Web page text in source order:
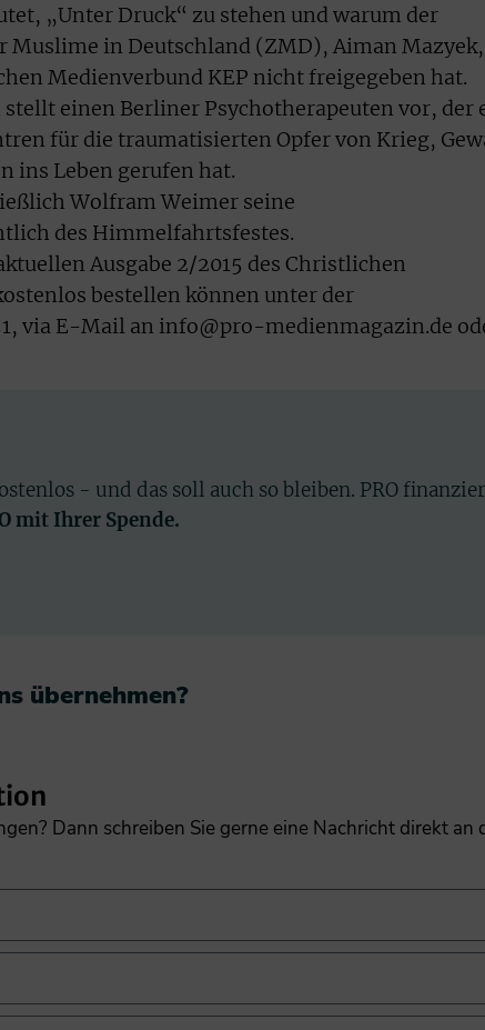
„Unter Druck“ zu stehen und warum der
Muslime in Deutschland (ZMD), Aiman Mazyek,
Medienverbund KEP nicht freigegeben hat.
einen Berliner Psychotherapeuten vor, der
für die traumatisierten Opfer von Krieg,
ins Leben gerufen hat.
Wolfram Weimer seine
des Himmelfahrtsfestes.
Ausgabe 2/2015 des Christlichen
bestellen können unter der
via E-Mail an info@pro-medienmagazin.de
- und das soll auch so bleiben. PRO
mit Ihrer Spende.
übernehmen?​
Dann schreiben Sie gerne eine Nachricht direkt an